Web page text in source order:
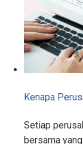
Kenapa
Setiap
bersama